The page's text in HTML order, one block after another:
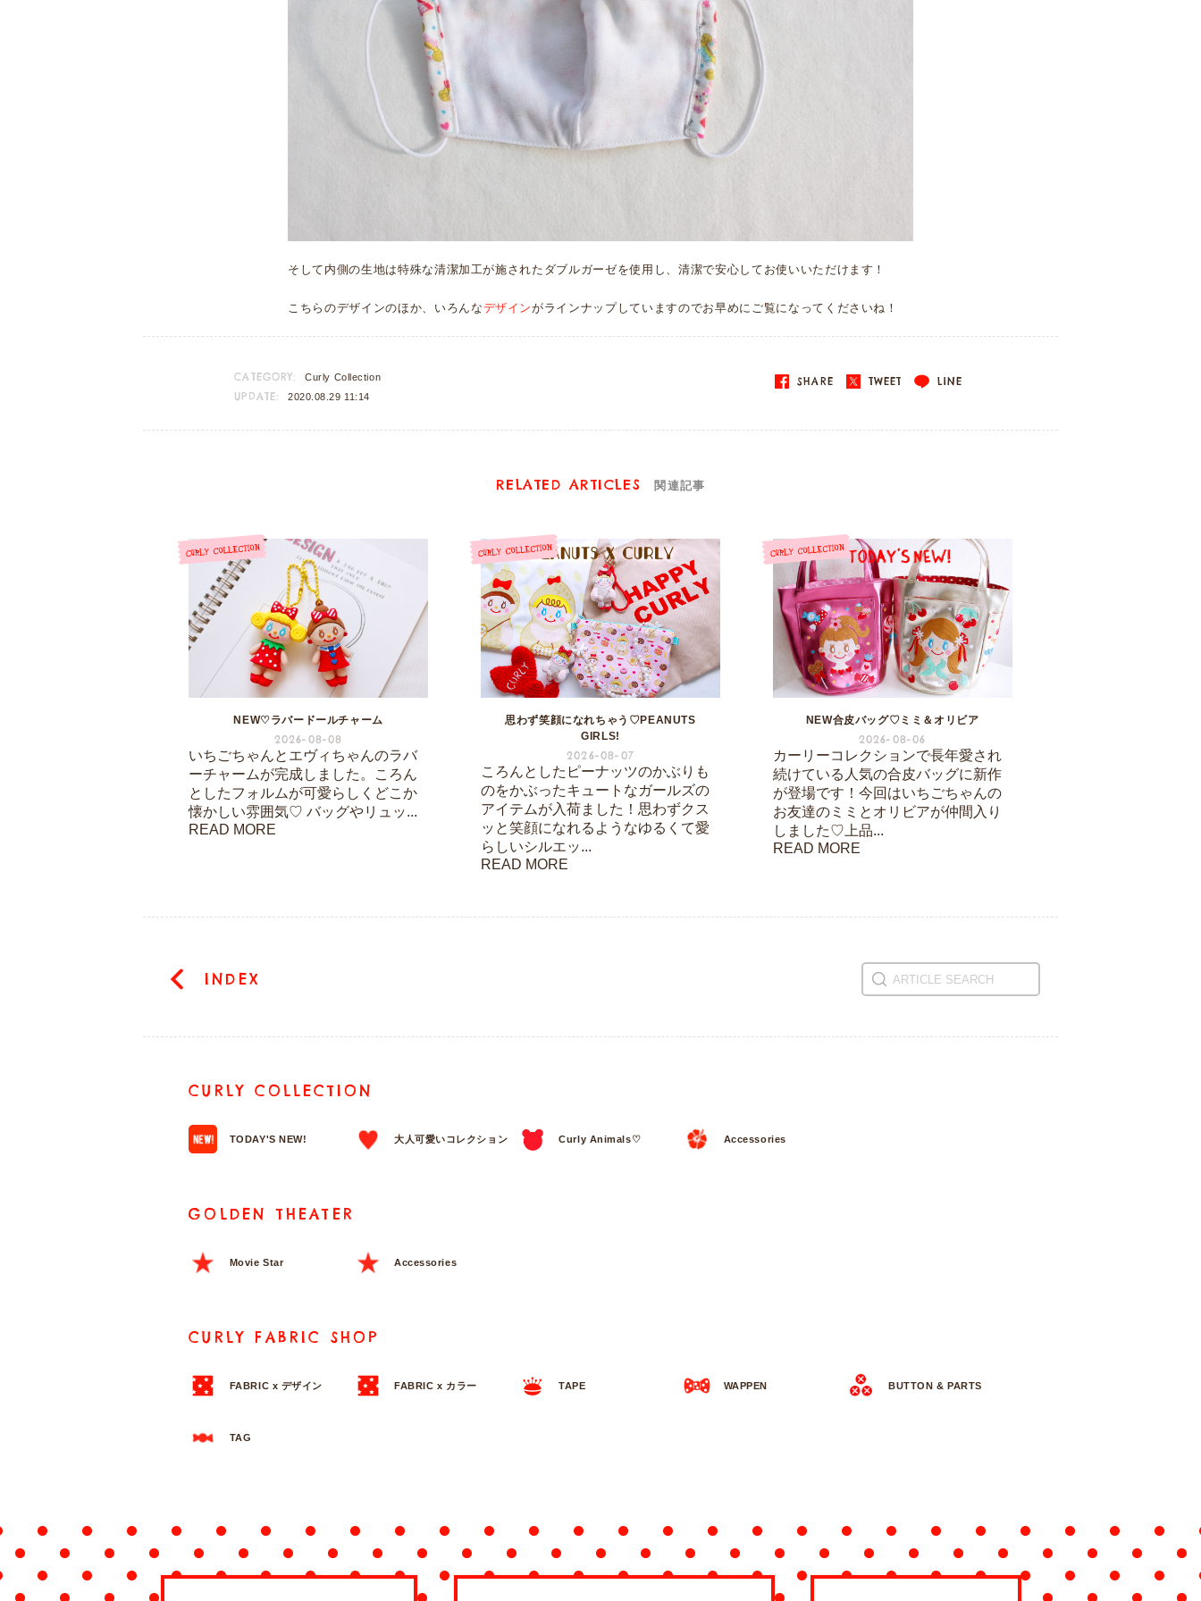
そして内側の生地は特殊な清潔加工が施されたダブルガーゼを使用し、清潔で安心してお使いいただけます！
こちらのデザインのほか、いろんなデザインがラインナップしていますのでお早めにご覧になってくださいね！
CATEGORY: Curly Collection
UPDATE: 2020.08.29 11:14
SHARE TWEET LINE
RELATED ARTICLES 関連記事
NEW♡ラバードールチャーム
2026-08-08
いちごちゃんとエヴィちゃんのラバ
ーチャームが完成しました。ころん
としたフォルムが可愛らしくどこか
懐かしい雰囲気♡ バッグやリュッ...
READ MORE
思わず笑顔になれちゃう♡PEANUTS
GIRLS!
2026-08-07
ころんとしたピーナッツのかぶりも
のをかぶったキュートなガールズの
アイテムが入荷ました！思わずクス
ッと笑顔になれるようなゆるくて愛
らしいシルエッ...
READ MORE
NEW合皮バッグ♡ミミ＆オリビア
2026-08-06
カーリーコレクションで長年愛され
続けている人気の合皮バッグに新作
が登場です！今回はいちごちゃんの
お友達のミミとオリビアが仲間入り
しました♡上品...
READ MORE
INDEX
CURLY COLLECTION
TODAY'S NEW! 大人可愛いコレクション Curly Animals♡ Accessories
GOLDEN THEATER
Movie Star Accessories
CURLY FABRIC SHOP
FABRIC x デザイン FABRIC x カラー TAPE WAPPEN BUTTON & PARTS
TAG